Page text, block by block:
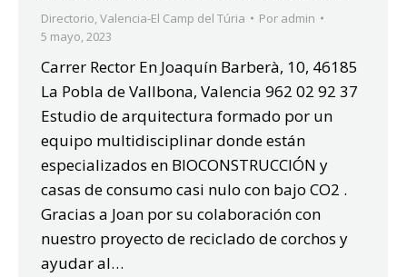
Directorio,Valencia-El Camp del Túria Por admin
5 mayo, 2023
Carrer Rector En Joaquín Barberà, 10, 46185
La Pobla de Vallbona, Valencia 962 02 92 37
Estudio de arquitectura formado por un
equipo multidisciplinar donde están
especializados en BIOCONSTRUCCIÓN y
casas de consumo casi nulo con bajo CO2 .
Gracias a Joan por su colaboración con
nuestro proyecto de reciclado de corchos y
ayudar al…